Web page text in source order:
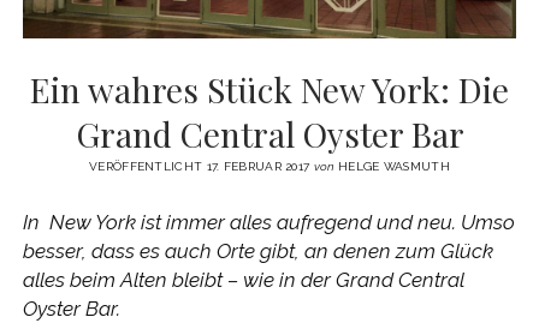
Ein wahres Stück New York: Die
Grand Central Oyster Bar
VERÖFFENTLICHT 17. FEBRUAR 2017 von HELGE WASMUTH
In New York ist immer alles aufregend und neu. Umso
besser, dass es auch Orte gibt, an denen zum Glück
alles beim Alten bleibt – wie in der Grand Central
Oyster Bar.